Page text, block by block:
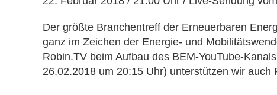
Der größte Branchentreff der Erneuerbaren
ganz im Zeichen der Energie- und
Robin.TV beim Aufbau des BEM-YouTube-
26.02.2018 um 20:15 Uhr) unterstützen wir auch